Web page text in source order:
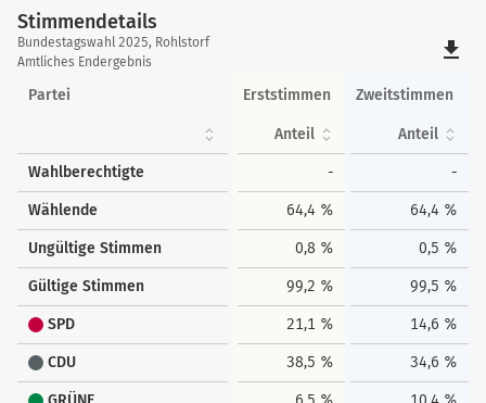
Stimmendetails
Stimmendetails
Bundestagswahl 2025, Rohlstorf
Amtliches Endergebnis
file_download
Partei Erststimmen Zweitstimmen
Anteil Anteil
Wahlberechtigte - -
Wählende 64,4 % 64,4 %
Ungültige Stimmen 0,8 % 0,5 %
Gültige Stimmen 99,2 % 99,5 %
SPD 21,1 % 14,6 %
CDU 38,5 % 34,6 %